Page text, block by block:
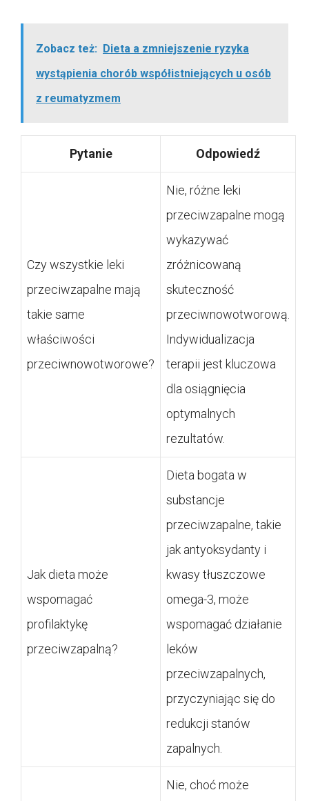
Zobacz też: Dieta a zmniejszenie ryzyka
wystąpienia chorób współistniejących u osób
z reumatyzmem
Pytanie Odpowiedź
Czy wszystkie leki
przeciwzapalne mają
takie same
właściwości
przeciwnowotworowe?
Nie, różne leki
przeciwzapalne mogą
wykazywać
zróżnicowaną
skuteczność
przeciwnowotworową.
Indywidualizacja
terapii jest kluczowa
dla osiągnięcia
optymalnych
rezultatów.
Jak dieta może
wspomagać
profilaktykę
przeciwzapalną?
Dieta bogata w
substancje
przeciwzapalne, takie
jak antyoksydanty i
kwasy tłuszczowe
omega-3, może
wspomagać działanie
leków
przeciwzapalnych,
przyczyniając się do
redukcji stanów
zapalnych.
Nie, choć może